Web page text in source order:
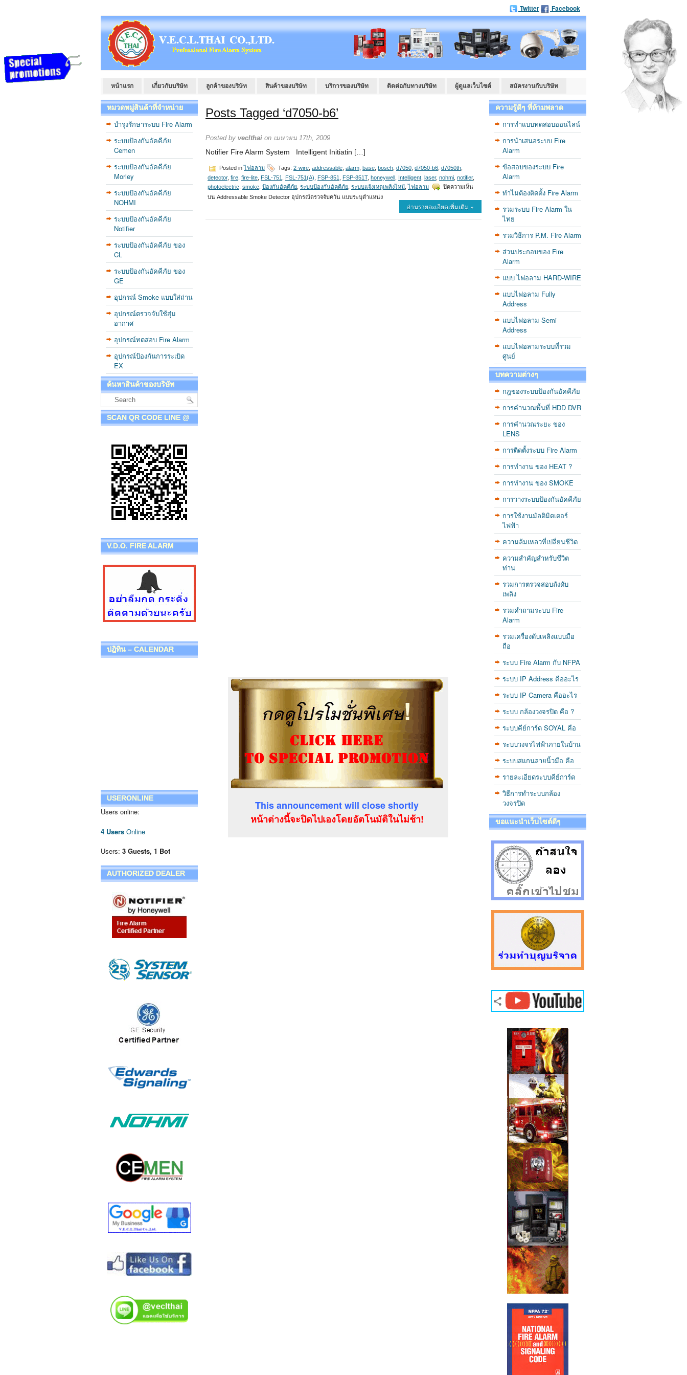
This announcement will close shortly
หน้าต่างนี้จะปิดไปเองโดยอัตโนมัติในไม่ช้า!
Twitter Facebook
หน้าแรก เกี่ยวกับบริษัท ลูกค้าของบริษัท สินค้าของบริษัท บริการของบริษัท ติดต่อกับทางบริษัท ผู้ดูแลเว็บไซต์ สมัครงานกับบริษัท
หมวดหมู่สินค้าที่จำหน่าย
บำรุงรักษาระบบ Fire Alarm
ระบบป้องกันอัคคีภัย
Cemen
ระบบป้องกันอัคคีภัย
Morley
ระบบป้องกันอัคคีภัย
NOHMI
ระบบป้องกันอัคคีภัย
Notifier
ระบบป้องกันอัคคีภัย ของ
CL
ระบบป้องกันอัคคีภัย ของ
GE
อุปกรณ์ Smoke แบบใส่ถ่าน
อุปกรณ์ตรวจจับใช้สุ่ม
อากาศ
อุปกรณ์ทดสอบ Fire Alarm
อุปกรณ์ป้องกันการระเบิด
EX
ค้นหาสินค้าของบริษัท
SCAN QR CODE LINE @
V.D.O. FIRE ALARM
ปฎิทิน – CALENDAR
USERONLINE
Users online:
4 Users Online
Users: 3 Guests, 1 Bot
AUTHORIZED DEALER
Posts Tagged ‘d7050-b6’
Posted by veclthai on เมษายน 17th, 2009
Notifier Fire Alarm System Intelligent Initiatin […]
Posted inไฟอลาม Tags: 2-wire addressable alarm base bosch d7050 d7050-b6 d7050th
detector, fire fire-lite FSL-751 FSL-751(A) FSP-851 FSP-851T, honeywell Intelligent laser, nohmi notifier,
photoelectric smoke ป้องกันอัคคีภัย ระบบป้องกันอัคคีภัย ระบบแจ้งเหตุเพลิงไหม้ ,ไฟอลาม
ปิดความเห็น
บน Addressable Smoke Detector อุปกรณ์ตรวจจับควัน แบบระบุตำแหน่ง
อ่านรายละเอียดเพิ่มเติม »
ความรู้ดีๆ ที่ห้ามพลาด
การทำแบบทดสอบออนไลน์
การนำเสนอระบบ Fire
Alarm
ข้อสอบของระบบ Fire
Alarm
ทำไมต้องติดตั้ง Fire Alarm
รวมระบบ Fire Alarm ใน
ไทย
รวมวิธีการ P.M. Fire Alarm
ส่วนประกอบของ Fire
Alarm
แบบ ไฟอลาม HARD-WIRE
แบบไฟอลาม Fully
Address
แบบไฟอลาม Semi
Address
แบบไฟอลามระบบที่รวม
ศูนย์
บทความต่างๆ
กฎของระบบป้องกันอัคคีภัย
การคำนวณพื้นที่ HDD DVR
การคำนวณระยะ ของ
LENS
การติดตั้งระบบ Fire Alarm
การทำงาน ของ HEAT ?
การทำงาน ของ SMOKE
การวางระบบป้องกันอัคคีภัย
การใช้งานมัลติมิตเตอร์
ไฟฟ้า
ความล้มเหลวที่เปลี่ยนชีวิต
ความสำคัญสำหรับชีวิต
ท่าน
รวมการตรวจสอบถังดับ
เพลิง
รวมคำถามระบบ Fire
Alarm
รวมเครื่องดับเพลิงแบบมือ
ถือ
ระบบ Fire Alarm กับ NFPA
ระบบ IP Address คืออะไร
ระบบ IP Camera คืออะไร
ระบบ กล้องวงจรปิด คือ ?
ระบบคีย์การ์ด SOYAL คือ
ระบบวงจรไฟฟ้าภายในบ้าน
ระบบสแกนลายนิ้วมือ คือ
รายละเอียดระบบคีย์การ์ด
วิธีการทำระบบกล้อง
วงจรปิด
ขอแนะนำเว็บไซต์ดีๆ